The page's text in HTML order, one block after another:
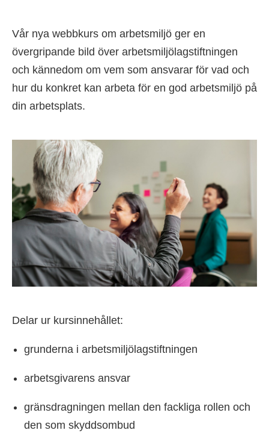
Vår nya webbkurs om arbetsmiljö ger en
övergripande bild över arbetsmiljölagstiftningen
och kännedom om vem som ansvarar för vad och
hur du konkret kan arbeta för en god arbetsmiljö på
din arbetsplats.
Delar ur kursinnehållet:
grunderna i arbetsmiljölagstiftningen
arbetsgivarens ansvar
gränsdragningen mellan den fackliga rollen och
den som skyddsombud